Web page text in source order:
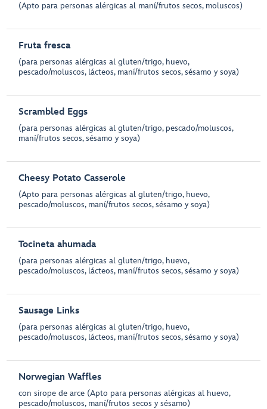
(Apto para personas alérgicas al maní/frutos secos, moluscos)
Fruta fresca
(para personas alérgicas al gluten/trigo, huevo,
pescado/moluscos, lácteos, maní/frutos secos, sésamo y soya)
Scrambled Eggs
(para personas alérgicas al gluten/trigo, pescado/moluscos,
maní/frutos secos, sésamo y soya)
Cheesy Potato Casserole
(Apto para personas alérgicas al gluten/trigo, huevo,
pescado/moluscos, maní/frutos secos, sésamo y soya)
Tocineta ahumada
(para personas alérgicas al gluten/trigo, huevo,
pescado/moluscos, lácteos, maní/frutos secos, sésamo y soya)
Sausage Links
(para personas alérgicas al gluten/trigo, huevo,
pescado/moluscos, lácteos, maní/frutos secos, sésamo y soya)
Norwegian Waffles
con sirope de arce (Apto para personas alérgicas al huevo,
pescado/moluscos, maní/frutos secos y sésamo)